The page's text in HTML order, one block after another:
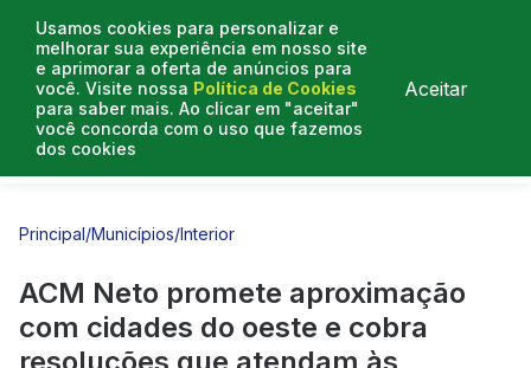
Usamos cookies para personalizar e
melhorar sua experiência em nosso site
e aprimorar a oferta de anúncios para
você. Visite nossa Política de Cookies
para saber mais. Ao clicar em "aceitar"
você concorda com o uso que fazemos
dos cookies
Aceitar
Entrevistas
Principal/Municípios/Interior
ACM Neto promete aproximação
com cidades do oeste e cobra